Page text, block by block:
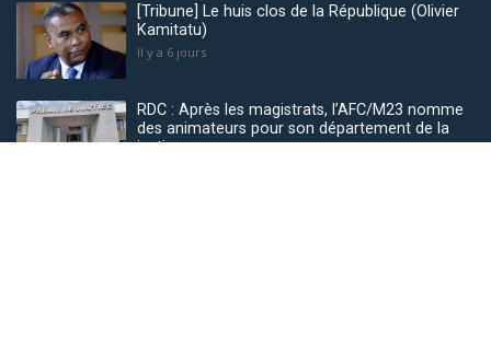
[Tribune] Le huis clos de la République (Olivier
Kamitatu)
Il y a 6 jours
RDC : Après les magistrats, l’AFC/M23 nomme
des animateurs pour son département de la
justice